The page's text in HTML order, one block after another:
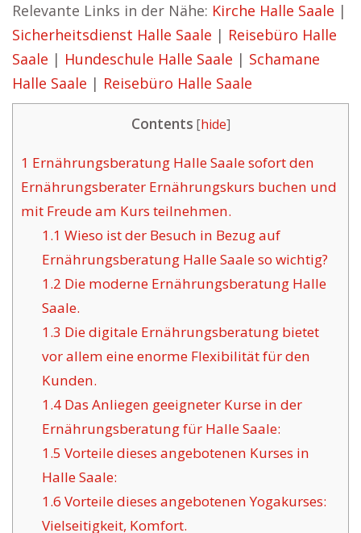
Relevante Links in der Nähe: Kirche Halle Saale |
Sicherheitsdienst Halle Saale | Reisebüro Halle
Saale | Hundeschule Halle Saale | Schamane
Halle Saale | Reisebüro Halle Saale
Contents [hide]
1 Ernährungsberatung Halle Saale sofort den
Ernährungsberater Ernährungskurs buchen und
mit Freude am Kurs teilnehmen.
1.1 Wieso ist der Besuch in Bezug auf
Ernährungsberatung Halle Saale so wichtig?
1.2 Die moderne Ernährungsberatung Halle
Saale.
1.3 Die digitale Ernährungsberatung bietet
vor allem eine enorme Flexibilität für den
Kunden.
1.4Das Anliegen geeigneter Kurse in der
Ernährungsberatung für Halle Saale:
1.5 Vorteile dieses angebotenen Kurses in
Halle Saale:
1.6 Vorteile dieses angebotenen Yogakurses:
Vielseitigkeit, Komfort.